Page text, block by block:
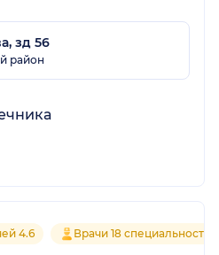
зд 56
район
4.6 Врачи 18 специальностей